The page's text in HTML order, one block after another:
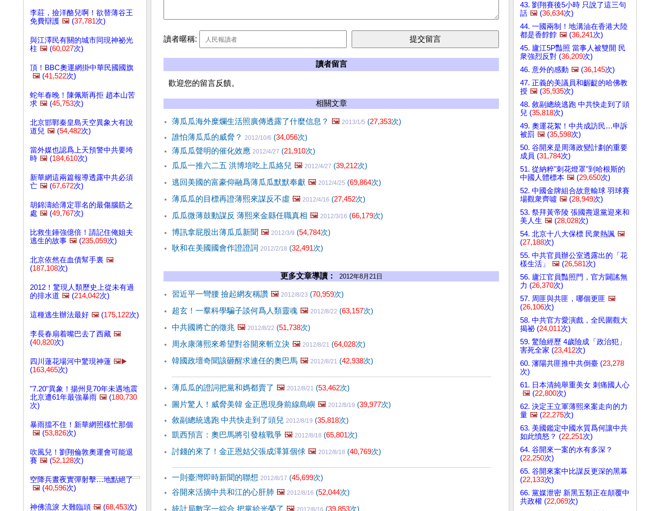
李莊，撿洋酪兒啊！欲替薄谷王
免費辯護 🖼️ (37,781次)
與江澤民有關的城市同現神祕光
柱 🖼️ (60,027次)
頂！BBC奧運網掛中華民國國旗
🖼️ (41,522次)
蛇年春晚！陳佩斯再拒 趙本山苦
求 🖼️ (45,753次)
北京邯鄲秦皇島天空異象大有說
道兒 🖼️ (54,482次)
當外媒也認爲上天預警中共要垮
時 🖼️ (184,610次)
新華網這兩篇報導透露中共必須
亡 🖼️ (67,672次)
胡錦濤給薄定罪名的最傷腦筋之
處 🖼️ (49,767次)
比救生錘強億倍！請記住俺姐夫
逃生的故事 🖼️ (235,059次)
北京依然在血債幫手裏 🖼️
(187,108次)
2012！驚現人類歷史上從未有過
的排水道 🖼️ (214,042次)
這種逃生辦法最好 🖼️ (175,122次)
李長春扇着嘴巴去了西藏 🖼️
(40,820次)
四川蓮花場河中驚現神蓮 🖼️▶️
(163,465次)
"7.20"異象！揚州見70年未遇地震
北京遭61年最強暴雨 🖼️ (180,730
次)
暴雨擋不住！新華網照樣忙那個
🖼️ (53,826次)
吹風兒！劉翔倫敦奧運會可能退
賽 🖼️ (52,128次)
空降兵晝夜實彈射擊…地點絕了
🖼️ (40,596次)
神佛流淚 大難臨頭 🖼️ (68,453次)
讀者暱稱:
讀者留言
歡迎您的留言反饋。
相關文章
薄瓜瓜海外糜爛生活照廣傳透露了什麼信息？ 🖼️ 2013/1/5 (27,353次)
誰怕薄瓜瓜的威脅？ 2012/10/6 (34,056次)
薄瓜瓜聲明的催化效應 2012/4/27 (21,910次)
瓜瓜一推六二五 洪博培吃上瓜絡兒 🖼️ 2012/4/27 (39,212次)
逃回美國的富豪仰融爲薄瓜瓜默默奉獻 🖼️ 2012/4/25 (69,864次)
薄瓜瓜的目標再證薄熙來謀反不虛 🖼️ 2012/4/16 (27,452次)
瓜瓜微薄鼓動謀反 薄熙來金縣任職真相 🖼️ 2012/3/16 (66,179次)
博訊拿屁股出薄瓜瓜新聞 🖼️ 2012/3/9 (54,784次)
耿和在美國國會作證證詞 2012/2/18 (32,491次)
更多文章導讀： 2012年8月21日
習近平一彎腰 撿起網友稱讚 🖼️ 2012/8/23 (70,959次)
超玄！一羣科學騙子談何爲人類靈魂 🖼️ 2012/8/22 (63,157次)
中共國將亡的徵兆 🖼️ 2012/8/22 (51,738次)
周永康薄熙來希望對谷開來斬立決 🖼️ 2012/8/21 (64,028次)
韓國政壇奇聞該砸醒求連任的奧巴馬 🖼️ 2012/8/21 (42,938次)
薄瓜瓜的證詞把黨和媽都賣了 🖼️ 2012/8/21 (53,462次)
圖片驚人！威脅美韓 金正恩現身前線島嶼 🖼️ 2012/8/19 (39,977次)
敘副總統逃跑 中共快走到了頭兒 2012/8/19 (35,818次)
凱西預言：奧巴馬將引發核戰爭 🖼️ 2012/8/18 (65,801次)
討錢的來了！金正恩姑父張成澤算個俅 🖼️ 2012/8/18 (40,769次)
一則臺灣即時新聞的聯想 2012/8/17 (45,699次)
谷開來活摘中共和江的心肝肺 🖼️ 2012/8/16 (52,044次)
統計局數字一綜合 把黨給光榮了 🖼️ 2012/8/16 (39,853次)
43. 劉翔賽後5小時 只說了這三句
話 🖼️ (36,634次)
44. 一國兩制！地溝油在香港大陸
都是香餑餑 🖼️ (36,241次)
45. 廬江5P豔照 當事人被雙開 民
衆強烈反對 (36,209次)
46. 意外的感動 🖼️ (36,145次)
47. 正義的美議員和齷齪的哈佛教
授 🖼️ (35,935次)
48. 敘副總統逃跑 中共快走到了頭
兒 (35,818次)
49. 奧運花絮！中共成訪民…申訴
被罰 🖼️ (35,598次)
50. 谷開來是周薄政變計劃的重要
成員 (31,784次)
51. 從納粹"刺花燈罩"到哈根斯的
中國人體標本 🖼️ (29,650次)
52. 中國金牌組合故意輸球 羽球賽
場觀衆齊噓 🖼️ (28,949次)
53. 祭拜黃帝陵 張國燾退黨迎來和
美人生 🖼️ (28,028次)
54. 北京十八大保標 民衆熱諷 🖼️
(27,188次)
55. 中共官員辦公室透露出的「花
樣生活」
🖼️ (26,581次)
56. 廬江官員豔照門，官方闢謠無
力 (26,370次)
57. 周匪與共匪，哪個更匪 🖼️
(26,106次)
58. 中共官方愛演戲，全民圍觀大
揭祕 (24,011次)
59. 驚險經歷 4歲險成「政治犯」
害死全家 (23,412次)
60. 瀋陽共匪推中共倒臺 (23,278
次)
61. 日本清純舉重美女 刺痛國人心
🖼️ (22,800次)
62. 決定王立軍薄熙來案走向的力
量 🖼️ (22,275次)
63. 美國鑑定中國水質爲何讓中共
如此憤怒？ (22,251次)
64. 谷開來一案的水有多深？
(22,250次)
65. 谷開來案中比謀反更深的黑幕
(22,133次)
66. 黨媒泄密 新黑五類正在顛覆中
共政權 (22,069次)